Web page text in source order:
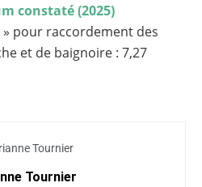
constaté (2025)
pour raccordement des
et de baignoire : 7,27
Tournier